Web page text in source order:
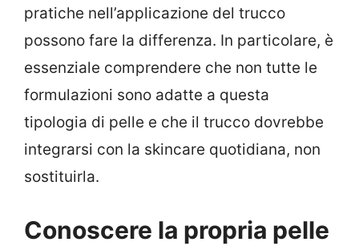
pratiche nell’applicazione del trucco
possono fare la differenza. In particolare, è
essenziale comprendere che non tutte le
formulazioni sono adatte a questa
tipologia di pelle e che il trucco dovrebbe
integrarsi con la skincare quotidiana, non
sostituirla.
Conoscere la propria pelle